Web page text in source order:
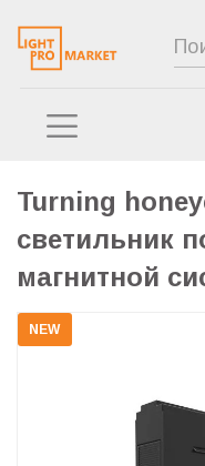
Turning
светильник
магнитной
NEW